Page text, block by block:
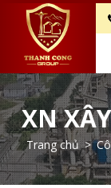
XN
Trang chủ >